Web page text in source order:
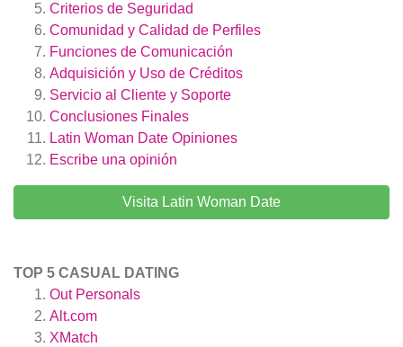
Criterios de Seguridad
Comunidad y Calidad de Perfiles
Funciones de Comunicación
Adquisición y Uso de Créditos
Servicio al Cliente y Soporte
Conclusiones Finales
Latin Woman Date Opiniones
Escribe una opinión
Visita Latin Woman Date
TOP 5 CASUAL DATING
Out Personals
Alt.com
XMatch